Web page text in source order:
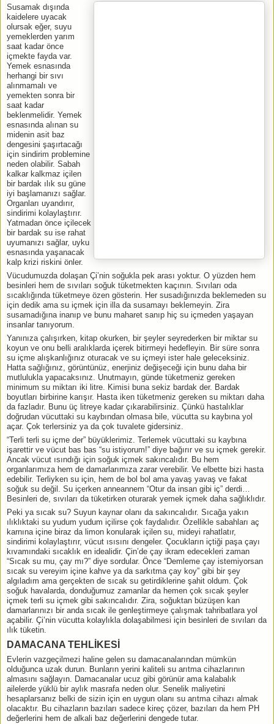
Susamak dışında
kaidelere uyacak
olursak eğer, suyu
yemeklerden yarım
saat kadar önce
içmekte fayda var.
Yemek esnasında
herhangi bir sıvı
alınmamalı ve
yemekten sonra bir
saat kadar
beklenmelidir. Yemek
esnasında alınan su
midenin asit baz
dengesini şaşırtacağı
için sindirim problemine
neden olabilir. Sabah
kalkar kalkmaz içilen
bir bardak ılık su güne
iyi başlamanızı sağlar.
Organları uyandırır,
sindirimi kolaylaştırır.
Yatmadan önce içilecek
bir bardak su ise rahat
uyumanızı sağlar, uyku
esnasında yaşanacak
kalp krizi riskini önler.
Vücudumuzda dolaşan Çi’nin soğukla pek arası yoktur. O yüzden hem
besinleri hem de sıvıları soğuk tüketmekten kaçının. Sıvıları oda
sıcaklığında tüketmeye özen gösterin. Her susadığınızda beklemeden su
için dedik ama su içmek için illa da susamayı beklemeyin. Zira
susamadığına inanıp ve bunu maharet sanıp hiç su içmeden yaşayan
insanlar tanıyorum.
Yanınıza çalışırken, kitap okurken, bir şeyler seyrederken bir miktar su
koyun ve onu belli aralıklarda içerek bitirmeyi hedefleyin. Bir süre sonra
su içme alışkanlığınız oturacak ve su içmeyi ister hale geleceksiniz.
Hatta sağlığınız, görüntünüz, enerjiniz değişeceği için bunu daha bir
mutlulukla yapacaksınız. Unutmayın, günde tüketmeniz gereken
minimum su miktarı iki litre. Kimisi buna sekiz bardak der. Bardak
boyutları birbirine karışır. Hasta iken tüketmeniz gereken su miktarı daha
da fazladır. Bunu üç litreye kadar çıkarabilirsiniz. Çünkü hastalıklar
doğrudan vücuttaki su kaybından olmasa bile, vücutta su kaybına yol
açar. Çok terlersiniz ya da çok tuvalete gidersiniz.
“Terli terli su içme der” büyüklerimiz. Terlemek vücuttaki su kaybına
işarettir ve vücut bas bas “su istiyorum!” diye bağırır ve su içmek gerekir.
Ancak vücut ısındığı için soğuk içmek sakıncalıdır. Bu hem
organlarımıza hem de damarlarımıza zarar verebilir. Ve elbette bizi hasta
edebilir. Terliyken su için, hem de bol bol ama yavaş yavaş ve fakat
soğuk su değil. Su içerken anneannem “Otur da insan gibi iç” derdi…
Besinleri de, sıvıları da tüketirken oturarak yemek içmek daha sağlıklıdır.
Peki ya sıcak su? Suyun kaynar olanı da sakıncalıdır. Sıcağa yakın
ılıklıktaki su yudum yudum içilirse çok faydalıdır. Özellikle sabahları aç
karnına içine biraz da limon konularak içilen su, mideyi rahatlatır,
sindirimi kolaylaştırır, vücut ısısını dengeler. Çocukların içtiği paşa çayı
kıvamındaki sıcaklık en idealidir. Çin’de çay ikram edecekleri zaman
“Sıcak su mu, çay mı?” diye sordular. Önce “Demleme çay istemiyorsan
sıcak su vereyim içine kahve ya da sarkıtma çay koy” gibi bir şey
algıladım ama gerçekten de sıcak su getirdiklerine şahit oldum. Çok
soğuk havalarda, donduğumuz zamanlar da hemen çok sıcak şeyler
içmek terli su içmek gibi sakıncalıdır. Zira, soğuktan büzüşen kan
damarlarınızı bir anda sıcak ile genleştirmeye çalışmak tahribatlara yol
açabilir. Çi’nin vücutta kolaylıkla dolaşabilmesi için besinleri de sıvıları da
ılık tüketin.
DAMACANA TEHLİKESİ
Evlerin vazgeçilmezi haline gelen su damacanalarından mümkün
olduğunca uzak durun. Bunların yerini kaliteli su arıtma cihazlarının
almasını sağlayın. Damacanalar ucuz gibi görünür ama kalabalık
ailelerde yüklü bir aylık masrafa neden olur. Senelik maliyetini
hesaplarsanız belki de sizin için en uygun olanı su arıtma cihazı almak
olacaktır. Bu cihazların bazıları sadece kireç çözer, bazıları da hem PH
değerlerini hem de alkali baz değerlerini dengede tutar.